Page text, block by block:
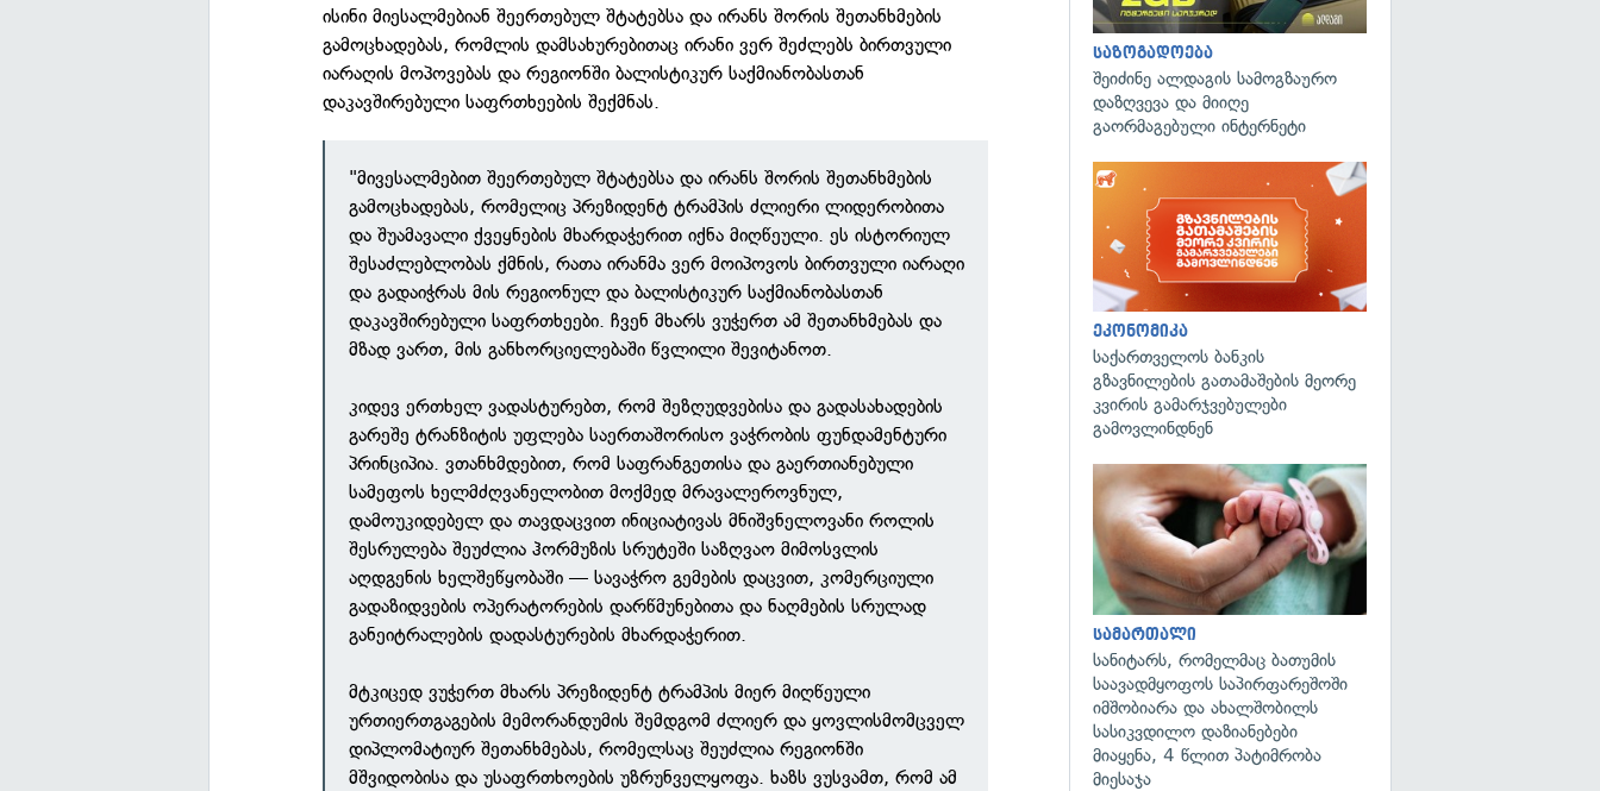
ისინი მიესალმებიან შეერთებულ შტატებსა და ირანს შორის შეთანხმების
გამოცხადებას, რომლის დამსახურებითაც ირანი ვერ შეძლებს ბირთვული
იარაღის მოპოვებას და რეგიონში ბალისტიკურ საქმიანობასთან
დაკავშირებული საფრთხეების შექმნას.
"მივესალმებით შეერთებულ შტატებსა და ირანს შორის შეთანხმების
გამოცხადებას, რომელიც პრეზიდენტ ტრამპის ძლიერი ლიდერობითა
და შუამავალი ქვეყნების მხარდაჭერით იქნა მიღწეული. ეს ისტორიულ
შესაძლებლობას ქმნის, რათა ირანმა ვერ მოიპოვოს ბირთვული იარაღი
და გადაიჭრას მის რეგიონულ და ბალისტიკურ საქმიანობასთან
დაკავშირებული საფრთხეები. ჩვენ მხარს ვუჭერთ ამ შეთანხმებას და
მზად ვართ, მის განხორციელებაში წვლილი შევიტანოთ.
კიდევ ერთხელ ვადასტურებთ, რომ შეზღუდვებისა და გადასახადების
გარეშე ტრანზიტის უფლება საერთაშორისო ვაჭრობის ფუნდამენტური
პრინციპია. ვთანხმდებით, რომ საფრანგეთისა და გაერთიანებული
სამეფოს ხელმძღვანელობით მოქმედ მრავალეროვნულ,
დამოუკიდებელ და თავდაცვით ინიციატივას მნიშვნელოვანი როლის
შესრულება შეუძლია ჰორმუზის სრუტეში საზღვაო მიმოსვლის
აღდგენის ხელშეწყობაში — სავაჭრო გემების დაცვით, კომერციული
გადაზიდვების ოპერატორების დარწმუნებითა და ნაღმების სრულად
განეიტრალების დადასტურების მხარდაჭერით.
მტკიცედ ვუჭერთ მხარს პრეზიდენტ ტრამპის მიერ მიღწეული
ურთიერთგაგების მემორანდუმის შემდგომ ძლიერ და ყოვლისმომცველ
დიპლომატიურ შეთანხმებას, რომელსაც შეუძლია რეგიონში
მშვიდობისა და უსაფრთხოების უზრუნველყოფა. ხაზს ვუსვამთ, რომ ამ
საზოგადოება
შეიძინე ალდაგის სამოგზაურო
დაზღვევა და მიიღე
გაორმაგებული ინტერნეტი
ეკონომიკა
საქართველოს ბანკის
გზავნილების გათამაშების მეორე
კვირის გამარჯვებულები
გამოვლინდნენ
სამართალი
სანიტარს, რომელმაც ბათუმის
საავადმყოფოს საპირფარეშოში
იმშობიარა და ახალშობილს
სასიკვდილო დაზიანებები
მიაყენა, 4 წლით პატიმრობა
მიესაჯა